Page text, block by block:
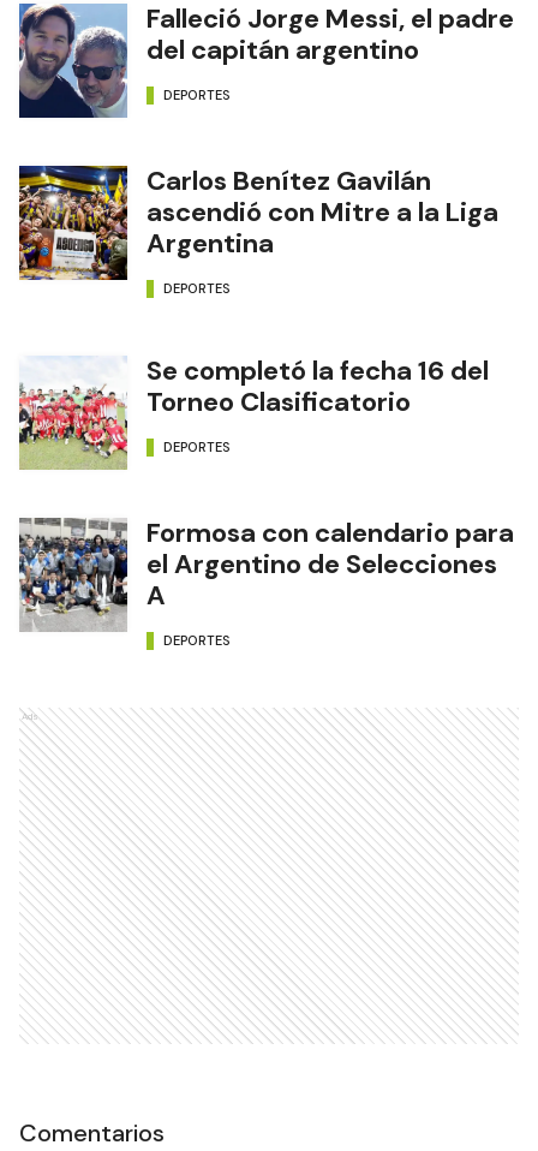
Falleció Jorge Messi, el padre
del capitán argentino
DEPORTES
Carlos Benítez Gavilán
ascendió con Mitre a la Liga
Argentina
DEPORTES
Se completó la fecha 16 del
Torneo Clasificatorio
DEPORTES
Formosa con calendario para
el Argentino de Selecciones
A
DEPORTES
Ads
Comentarios